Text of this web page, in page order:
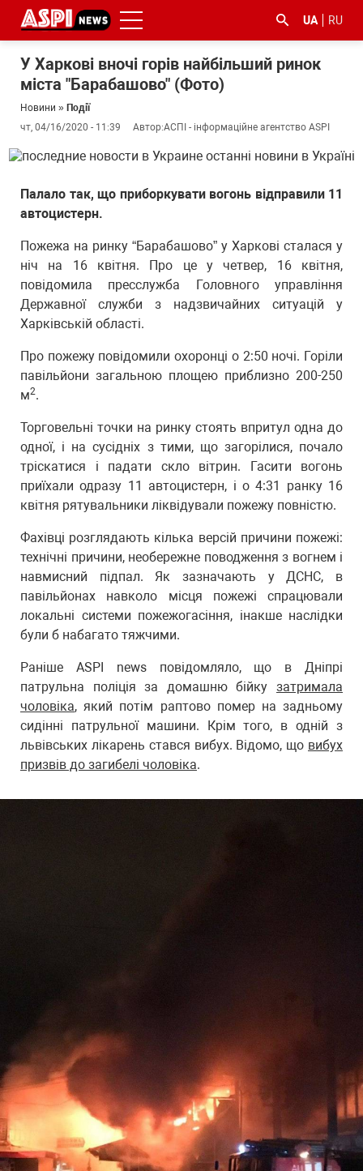
UA RU
У Харкові вночі горів найбільший ринок
міста "Барабашово" (Фото)
Новини » Події
чт, 04/16/2020 - 11:39
Автор:АСПІ - інформаційне агентство ASPI
Палало так, що приборкувати вогонь відправили 11
автоцистерн.
Пожежа на ринку “Барабашово” у Харкові сталася у
ніч на 16 квітня. Про це у четвер, 16 квітня,
повідомила пресслужба Головного управління
Державної служби з надзвичайних ситуацій у
Харківській області.
Про пожежу повідомили охоронці о 2:50 ночі. Горіли
павільйони загальною площею приблизно 200-250
м2.
Торговельні точки на ринку стоять впритул одна до
одної, і на сусідніх з тими, що загорілися, почало
тріскатися і падати скло вітрин. Гасити вогонь
приїхали одразу 11 автоцистерн, і о 4:31 ранку 16
квітня рятувальники ліквідували пожежу повністю.
Фахівці розглядають кілька версій причини пожежі:
технічні причини, необережне поводження з вогнем і
навмисний підпал. Як зазначають у ДСНС, в
павільйонах навколо місця пожежі спрацювали
локальні системи пожежогасіння, інакше наслідки
були б набагато тяжчими.
Раніше ASPI news повідомляло, що в Дніпрі
патрульна поліція за домашню бійку затримала
чоловіка, який потім раптово помер на задньому
сидінні патрульної машини. Крім того, в одній з
львівських лікарень стався вибух. Відомо, що вибух
призвів до загибелі чоловіка.
з
корупцією